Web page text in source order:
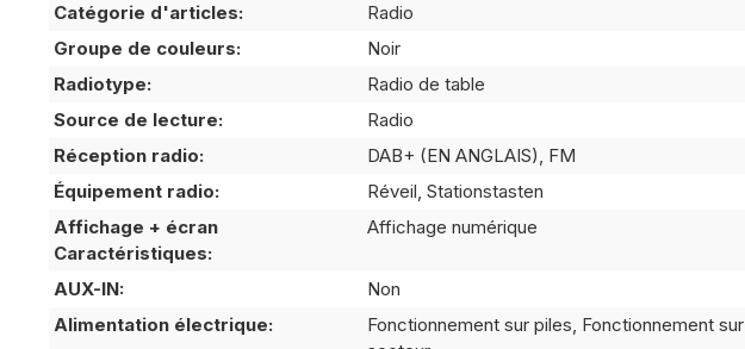
Catégorie d'articles:
Radio
Groupe de couleurs:
Noir
Radiotype:
Radio de table
Source de lecture:
Radio
Réception radio:
DAB+ (EN ANGLAIS), FM
Équipement radio:
Réveil, Stationstasten
Affichage + écran
Caractéristiques:
Affichage numérique
AUX-IN:
Non
Alimentation électrique:
Fonctionnement sur piles, Fonctionnement sur